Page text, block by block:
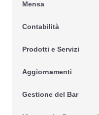
Mensa
Contabilità
Prodotti e Servizi
Aggiornamenti
Gestione del Bar